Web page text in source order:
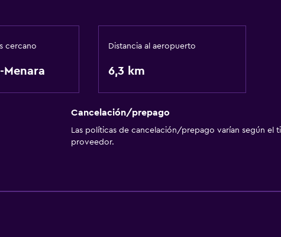
cercano
Menara
Distancia al aeropuerto
6,3 km
Cancelación/prepago
Las políticas de cancelación/prepago varían según el
proveedor.